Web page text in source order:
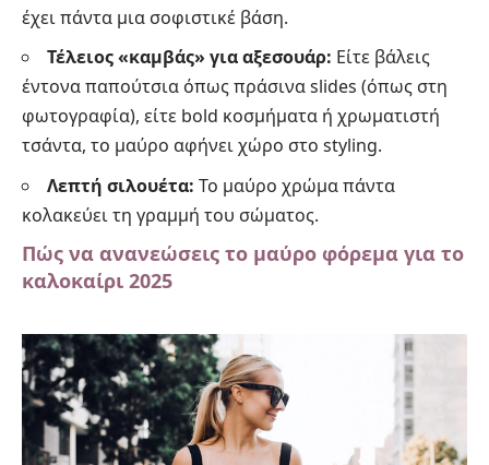
έχει πάντα μια σοφιστικέ βάση.
Τέλειος «καμβάς» για αξεσουάρ: Είτε βάλεις
έντονα παπούτσια όπως πράσινα slides (όπως στη
φωτογραφία), είτε bold κοσμήματα ή χρωματιστή
τσάντα, το μαύρο αφήνει χώρο στο styling.
Λεπτή σιλουέτα: Το μαύρο χρώμα πάντα
κολακεύει τη γραμμή του σώματος.
Πώς να ανανεώσεις το μαύρο φόρεμα για το
καλοκαίρι 2025